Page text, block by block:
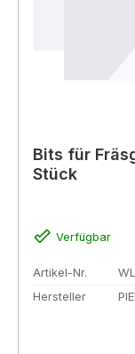
Bits für
Stück
Verfügbar
Artikel-Nr.
Hersteller